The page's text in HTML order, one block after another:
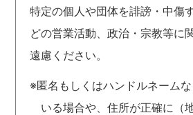
特定の個人や団体を誹謗・中傷
どの営業活動、政治・宗教等に
遠慮ください。
※匿名もしくはハンドルネーム
いる場合や、住所が正確に（